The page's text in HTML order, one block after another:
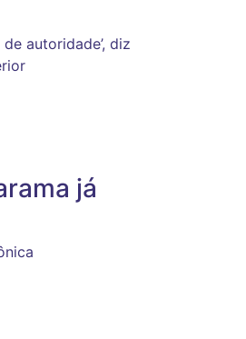
autoridade’, diz
já